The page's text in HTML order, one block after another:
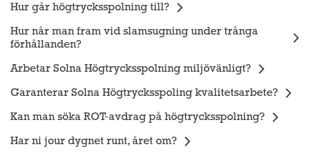
Hur går högtrycksspolning till?
Hur når man fram vid slamsugning under trånga
förhållanden?
Arbetar Solna Högtrycksspolning miljövänligt?
Garanterar Solna Högtrycksspoling kvalitetsarbete?
Kan man söka ROT-avdrag på högtrycksspolning?
Har ni jour dygnet runt, året om?